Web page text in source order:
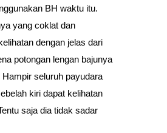
BH waktu itu.
yang coklat dan
dengan jelas dari
potongan lengan bajunya
Hampir seluruh payudara
kiri dapat kelihatan
saja dia tidak sadar